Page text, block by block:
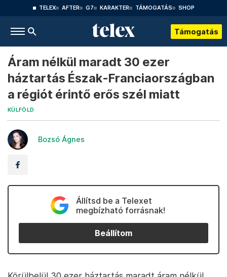
TELEX AFTER G7 KARAKTER TÁMOGATÁS SHOP
Támogatás
Áram nélkül maradt 30 ezer
háztartás Észak-Franciaországban
a régiót érintő erős szél miatt
KÜLFÖLD
Bozsó Ágnes
Állítsd be a Telexet
megbízható forrásnak!
Beállítom